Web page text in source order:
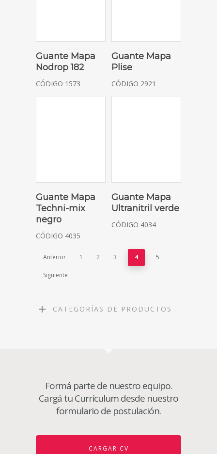
SELECCIONAR OPCIONES
Guante Mapa
Nodrop 182
CÓDIGO 1573
SELECCIONAR OPCIONES
Guante Mapa
Plise
CÓDIGO 2921
SELECCIONAR OPCIONES
Guante Mapa
Techni-mix
negro
CÓDIGO 4035
SELECCIONAR OPCIONES
Guante Mapa
Ultranitril verde
CÓDIGO 4034
Anterior 1 2 3 4 5
Siguiente
CATEGORÍAS DE PRODUCTOS
Formá parte de nuestro equipo.
Cargá tu Currículum desde nuestro
formulario de postulación.
CARGAR CV